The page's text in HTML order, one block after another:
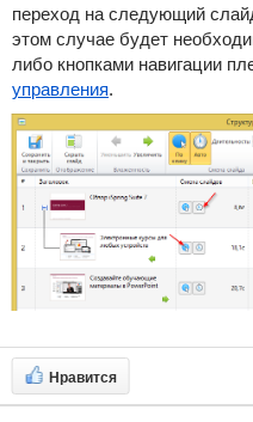
переход на следующий
этом случае будет
либо кнопками навигации
управления.
Нравится